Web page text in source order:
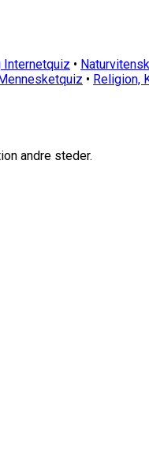
Internetquiz •
• Religion,
andre steder.